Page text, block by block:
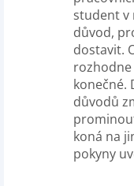
student v
důvod,
dostavit.
konečné.
důvodů
koná na
pokyny